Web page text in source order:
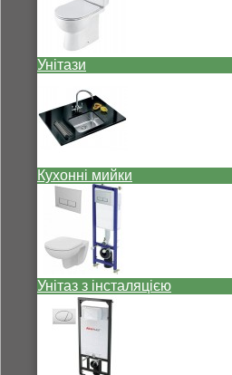
Унітази
Кухонні мийки
Унітаз з інсталяцією